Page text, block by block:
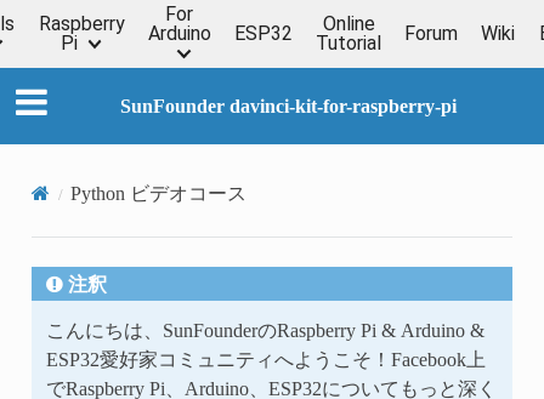
Raspberry
Pi
For
Arduino
ESP32
Online
Tutorial
Forum Wiki
SunFounder davinci-kit-for-raspberry-pi
Python ビデオコース
注釈
こんにちは、SunFounderのRaspberry Pi & Arduino &
ESP32愛好家コミュニティへようこそ！Facebook上
でRaspberry Pi、Arduino、ESP32についてもっと深く